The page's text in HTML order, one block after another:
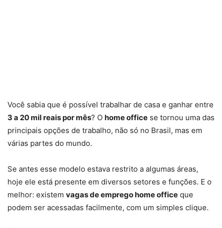
Você sabia que é possível trabalhar de casa e ganhar entre
3 a 20 mil reais por mês? O home office se tornou uma das
principais opções de trabalho, não só no Brasil, mas em
várias partes do mundo.
Se antes esse modelo estava restrito a algumas áreas,
hoje ele está presente em diversos setores e funções. E o
melhor: existem vagas de emprego home office que
podem ser acessadas facilmente, com um simples clique.